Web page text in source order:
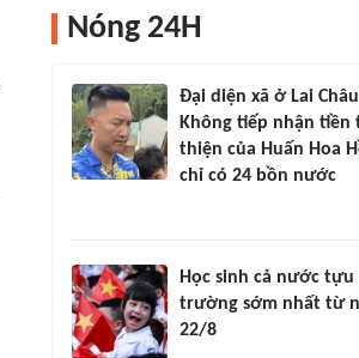
Nóng 24H
Đại diện xã ở Lai
Không tiếp nhận tiền
thiện của Huấn Hoa
chỉ có 24 bồn nước
Học sinh cả nước tựu
trường sớm nhất từ
22/8